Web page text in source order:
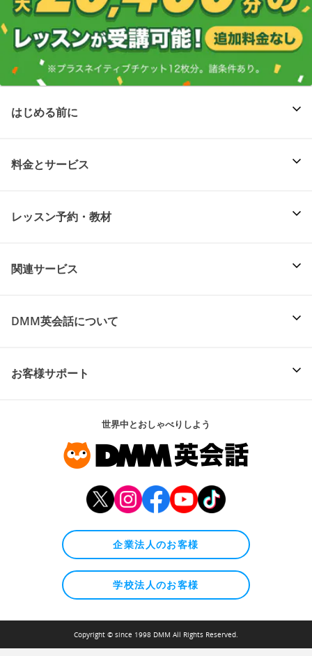
はじめる前に
料金とサービス
レッスン予約・教材
関連サービス
DMM英会話について
お客様サポート
世界中とおしゃべりしよう
企業法人のお客様
学校法人のお客様
Copyright © since 1998 DMM All Rights Reserved.